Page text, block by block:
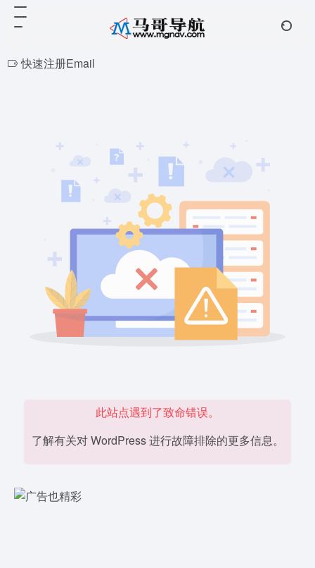
快速注册Email
此站点遇到了致命错误。
了解有关对 WordPress 进行故障排除的更多信息。